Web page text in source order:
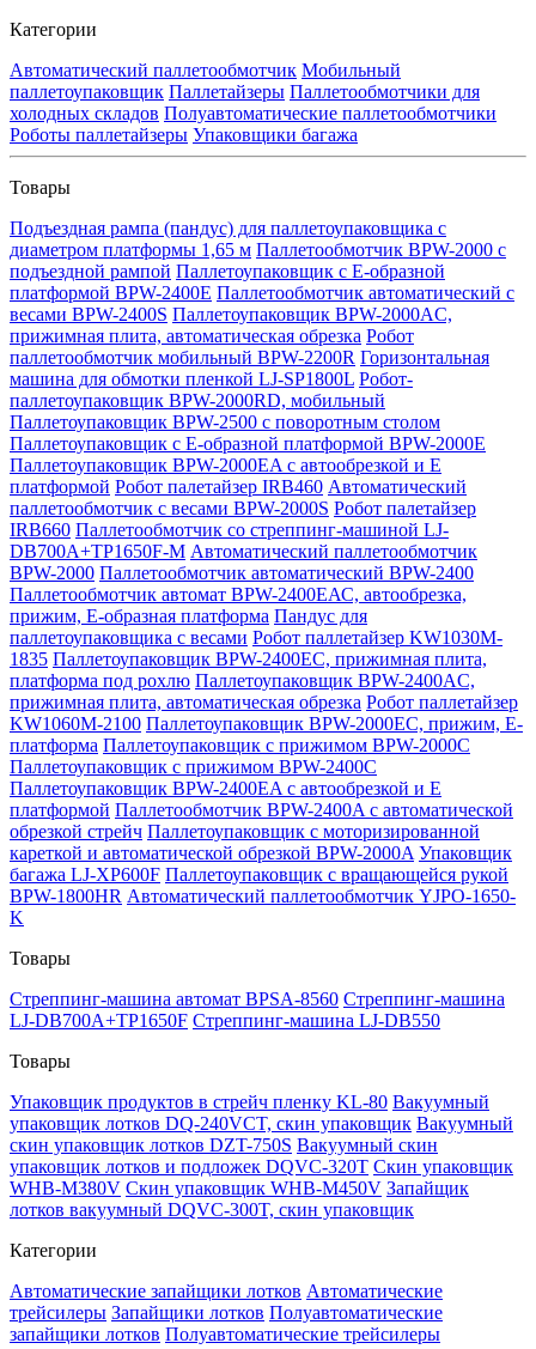
Категории
Автоматический паллетообмотчик Мобильный
паллетоупаковщик Паллетайзеры Паллетообмотчики для
холодных складов Полуавтоматические паллетообмотчики
Роботы паллетайзеры Упаковщики багажа
Товары
Подъездная рампа (пандус) для паллетоупаковщика с
диаметром платформы 1,65 м Паллетообмотчик BPW-2000 с
подъездной рампой Паллетоупаковщик с Е-образной
платформой BPW-2400E Паллетообмотчик автоматический с
весами BPW-2400S Паллетоупаковщик BPW-2000AC,
прижимная плита, автоматическая обрезка Робот
паллетообмотчик мобильный BPW-2200R Горизонтальная
машина для обмотки пленкой LJ-SP1800L Робот-
паллетоупаковщик BPW-2000RD, мобильный
Паллетоупаковщик BPW-2500 с поворотным столом
Паллетоупаковщик с Е-образной платформой BPW-2000E
Паллетоупаковщик BPW-2000EA с автообрезкой и Е
платформой Робот палетайзер IRB460 Автоматический
паллетообмотчик с весами BPW-2000S Робот палетайзер
IRB660 Паллетообмотчик со стреппинг-машиной LJ-
DB700A+TP1650F-M Автоматический паллетообмотчик
BPW-2000 Паллетообмотчик автоматический BPW-2400
Паллетообмотчик автомат BPW-2400ЕАС, автообрезка,
прижим, Е-образная платформа Пандус для
паллетоупаковщика с весами Робот паллетайзер KW1030M-
1835 Паллетоупаковщик BPW-2400EC, прижимная плита,
платформа под рохлю Паллетоупаковщик BPW-2400AC,
прижимная плита, автоматическая обрезка Робот паллетайзер
KW1060M-2100 Паллетоупаковщик BPW-2000EC, прижим, Е-
платформа Паллетоупаковщик с прижимом BPW-2000C
Паллетоупаковщик с прижимом BPW-2400C
Паллетоупаковщик BPW-2400EA с автообрезкой и Е
платформой Паллетообмотчик BPW-2400A с автоматической
обрезкой стрейч Паллетоупаковщик с моторизированной
кареткой и автоматической обрезкой BPW-2000A Упаковщик
багажа LJ-XP600F Паллетоупаковщик с вращающейся рукой
BPW-1800HR Автоматический паллетообмотчик YJPO-1650-
K
Товары
Стреппинг-машина автомат BPSA-8560 Стреппинг-машина
LJ-DB700A+TP1650F Стреппинг-машина LJ-DB550
Товары
Упаковщик продуктов в стрейч пленку KL-80 Вакуумный
упаковщик лотков DQ-240VCT, скин упаковщик Вакуумный
скин упаковщик лотков DZT-750S Вакуумный скин
упаковщик лотков и подложек DQVC-320T Скин упаковщик
WHB-M380V Скин упаковщик WHB-M450V Запайщик
лотков вакуумный DQVC-300T, скин упаковщик
Категории
Автоматические запайщики лотков Автоматические
трейсилеры Запайщики лотков Полуавтоматические
запайщики лотков Полуавтоматические трейсилеры